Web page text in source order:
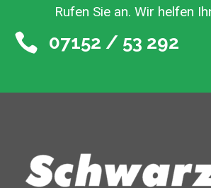
Rufen Sie an. Wir helfen
07152 / 53 292